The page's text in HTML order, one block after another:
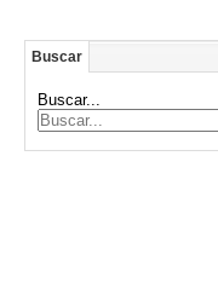
Buscar
Buscar...